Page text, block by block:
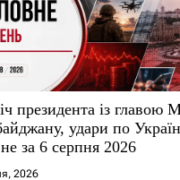
президента із главою
удари по
за 6 серпня 2026
2026